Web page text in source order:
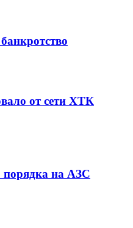
от сети ХТК
порядка на АЗС